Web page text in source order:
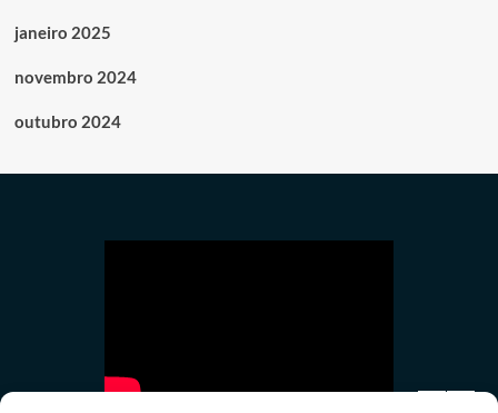
janeiro 2025
novembro 2024
outubro 2024